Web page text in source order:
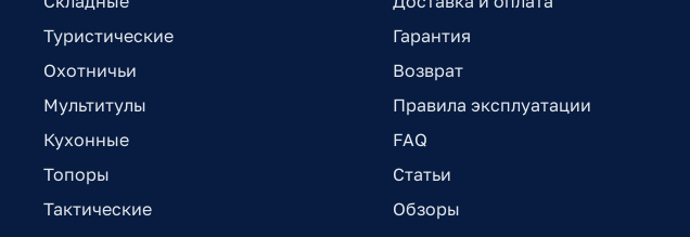
Туристические
Охотничьи
Мультитулы
Кухонные
Топоры
Тактические
Гарантия
Возврат
Правила эксплуатации
FAQ
Статьи
Обзоры